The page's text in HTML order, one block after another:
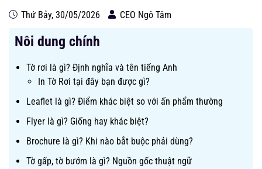
Thứ Bảy, 30/05/2026 CEO Ngô Tâm
Nôi dung chính
Tờ rơi là gì? Định nghĩa và tên tiếng Anh
In Tờ Rơi tại đây bạn được gì?
Leaflet là gì? Điểm khác biệt so với ấn phẩm thường
Flyer là gì? Giống hay khác biệt?
Brochure là gì? Khi nào bắt buộc phải dùng?
Tờ gấp, tờ bướm là gì? Nguồn gốc thuật ngữ